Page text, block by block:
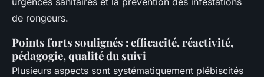
de rongeurs.
Points forts soulignés : efficacité, réactivité,
pédagogie, qualité du suivi
Plusieurs aspects sont systématiquement plébiscités